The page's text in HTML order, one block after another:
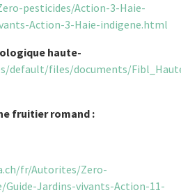
pesticides/Action-3-Haie-
Action-3-Haie-indigene.html
haute-
default/files/documents/
fruitier romand :
fr/Autorites/Zero-
Guide-Jardins-vivants-Action-11-